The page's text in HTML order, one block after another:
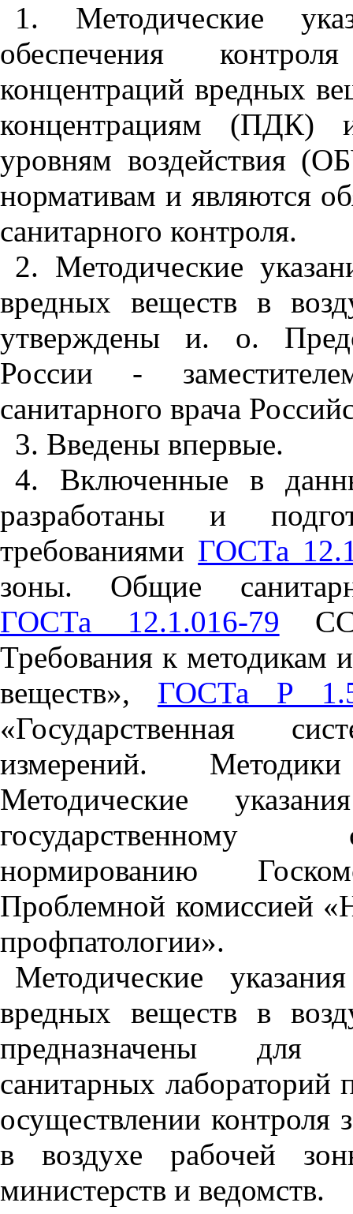
1. Методические
обеспечения
концентраций вредных
концентрациям (ПДК)
уровням воздействия
нормативам и являются
санитарного контроля.
2. Методические
вредных веществ в
утверждены и. о.
России -
санитарного врача
3. Введены впервые.
4. Включенные в
разработаны и
требованиями ГОСТа
зоны. Общие
ГОСТа 12.1.016-79
Требования к методикам
веществ», ГОСТа Р
«Государственная
измерений.
Методические
государственному
нормированию
Проблемной комиссией
профпатологии».
Методические
вредных веществ в
предназначены для
санитарных
осуществлении контроля
в воздухе рабочей
министерств и ведомств.